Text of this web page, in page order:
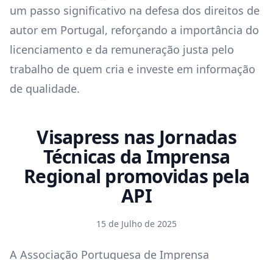
um passo significativo na defesa dos direitos de
autor em Portugal, reforçando a importância do
licenciamento e da remuneração justa pelo
trabalho de quem cria e investe em informação
de qualidade.
Visapress nas Jornadas
Técnicas da Imprensa
Regional promovidas pela
API
15 de Julho de 2025
A Associação Portuguesa de Imprensa